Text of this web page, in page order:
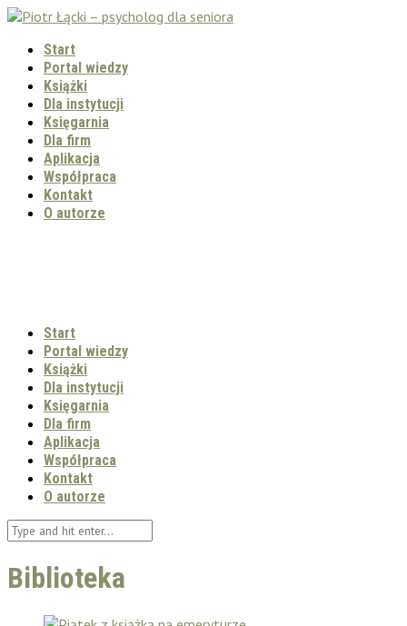
Start
Portal wiedzy
Książki
Dla instytucji
Księgarnia
Dla firm
Aplikacja
Współpraca
Kontakt
O autorze
Start
Portal wiedzy
Książki
Dla instytucji
Księgarnia
Dla firm
Aplikacja
Współpraca
Kontakt
O autorze
Biblioteka